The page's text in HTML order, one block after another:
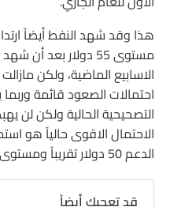
هذا وقد شهد النفط أيضاً
مستوى 55 دولار
الاسابيع الماضية، ولكن
احتمالات الصعود قائمة
الاحتمال الاقوى حالياً هو
الدعم 50 دولار تقريباً ومستوى المقاومة 70 دولار.
قد تعجبك أيضاً